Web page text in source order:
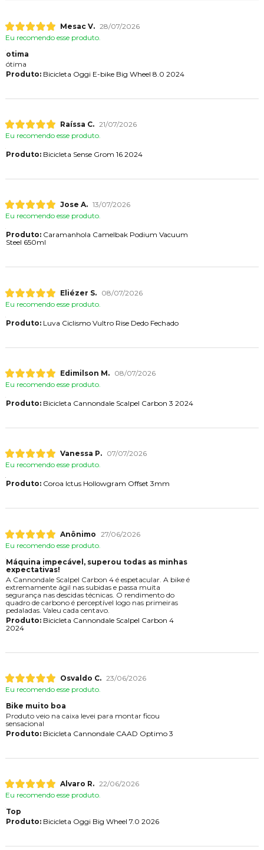
Mesac V. 28/07/2026
Eu recomendo esse produto.
otima
ótima
Produto:Bicicleta Oggi E-bike Big Wheel 8.0 2024
Raíssa C. 21/07/2026
Eu recomendo esse produto.
Produto:Bicicleta Sense Grom 16 2024
Jose A. 13/07/2026
Eu recomendo esse produto.
Produto:Caramanhola Camelbak Podium Vacuum
Steel 650ml
Eliézer S.
08/07/2026
Eu recomendo esse produto.
Produto:Luva Ciclismo Vultro Rise Dedo Fechado
Edimilson M.
08/07/2026
Eu recomendo esse produto.
Produto:Bicicleta Cannondale Scalpel Carbon 3 2024
Vanessa P.
07/07/2026
Eu recomendo esse produto.
Produto:Coroa Ictus Hollowgram Offset 3mm
Anônimo 27/06/2026
Eu recomendo esse produto.
Máquina impecável, superou todas as minhas
expectativas!
A Cannondale Scalpel Carbon 4 é espetacular. A bike é
extremamente ágil nas subidas e passa muita
segurança nas descidas técnicas. O rendimento do
quadro de carbono é perceptível logo nas primeiras
pedaladas. Valeu cada centavo.
Produto:Bicicleta Cannondale Scalpel Carbon 4
2024
Osvaldo C. 23/06/2026
Eu recomendo esse produto.
Bike muito boa
Produto veio na caixa levei para montar ficou
sensacional
Produto:Bicicleta Cannondale CAAD Optimo 3
Alvaro R. 22/06/2026
Eu recomendo esse produto.
Top
Produto:Bicicleta Oggi Big Wheel 7.0 2026